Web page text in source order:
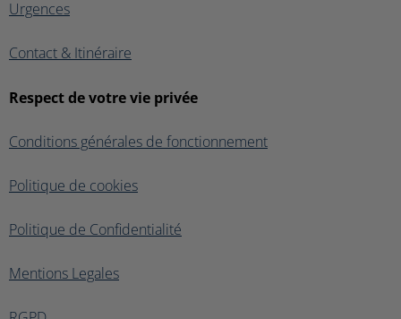
Urgences
Contact & Itinéraire
Respect de votre vie privée
Conditions générales de fonctionnement
Politique de cookies
Politique de Confidentialité
Mentions Legales